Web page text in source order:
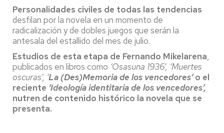
Personalidades civiles de todas las tendencias
desfilan por la novela en un momento de
radicalización y de dobles juegos que serán la
antesala del estallido del mes de julio.
Estudios de esta etapa de Fernando Mikelarena,
publicados en libros como ‘Osasuna 1936’, ‘Muertes
oscuras’, ‘La (Des)Memoria de los vencedores’o el
reciente ‘Ideología identitaria de los vencedores’,
nutren de contenido histórico la novela que se
presenta.